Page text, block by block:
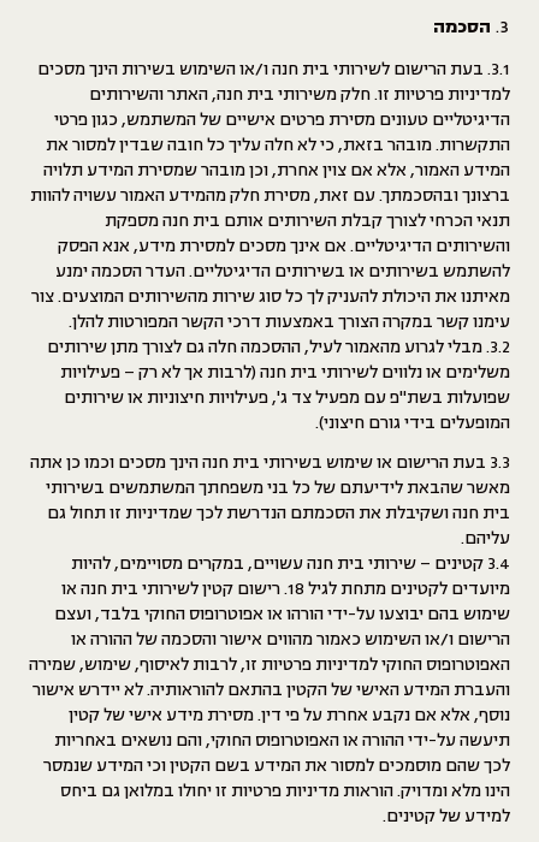
הסכמה
3.1. בעת הרישום לשירותי בית חנה ו/או השימוש בשירות הינך מסכים
למדיניות פרטיות זו. חלק משירותי בית חנה, האתר והשירותים
הדיגיטליים טעונים מסירת פרטים אישיים של המשתמש, כגון פרטי
התקשרות. מובהר בזאת, כי לא חלה עליך כל חובה שבדין למסור את
המידע האמור, אלא אם צוין אחרת, וכן מובהר שמסירת המידע תלויה
ברצונך ובהסכמתך. עם זאת, מסירת חלק מהמידע האמור עשויה להוות
תנאי הכרחי לצורך קבלת השירותים אותם בית חנה מספקת
והשירותים הדיגיטליים. אם אינך מסכים למסירת מידע, אנא הפסק
להשתמש בשירותים או בשירותים הדיגיטליים. העדר הסכמה ימנע
מאיתנו את היכולת להעניק לך כל סוג שירות מהשירותים המוצעים. צור
עימנו קשר במקרה הצורך באמצעות דרכי הקשר המפורטות להלן.
3.2. מבלי לגרוע מהאמור לעיל, ההסכמה חלה גם לצורך מתן שירותים
משלימים או נלווים לשירותי בית חנה (לרבות אך לא רק – פעילויות
שפועלות בשת"פ עם מפעיל צד ג', פעילויות חיצוניות או שירותים
המופעלים בידי גורם חיצוני).
3.3 בעת הרישום או שימוש בשירותי בית חנה הינך מסכים וכמו כן אתה
מאשר שהבאת לידיעתם של כל בני משפחתך המשתמשים בשירותי
בית חנה ושקיבלת את הסכמתם הנדרשת לכך שמדיניות זו תחול גם
עליהם.
3.4 קטינים – שירותי בית חנה עשויים, במקרים מסויימים, להיות
מיועדים לקטינים מתחת לגיל 18. רישום קטין לשירותי בית חנה או
שימוש בהם יבוצעו על-ידי הורהו או אפוטרופוס החוקי בלבד, ועצם
הרישום ו/או השימוש כאמור מהווים אישור והסכמה של ההורה או
האפוטרופוס החוקי למדיניות פרטיות זו, לרבות לאיסוף, שימוש, שמירה
והעברת המידע האישי של הקטין בהתאם להוראותיה. לא יידרש אישור
נוסף, אלא אם נקבע אחרת על פי דין. מסירת מידע אישי של קטין
תיעשה על-ידי ההורה או האפוטרופוס החוקי, והם נושאים באחריות
לכך שהם מוסמכים למסור את המידע בשם הקטין וכי המידע שנמסר
הינו מלא ומדויק. הוראות מדיניות פרטיות זו יחולו במלואן גם ביחס
למידע של קטינים.